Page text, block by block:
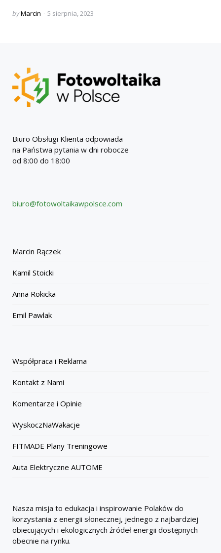
Posted
byMarcin 5 sierpnia, 2023
Biuro Obsługi Klienta odpowiada
na Państwa pytania w dni robocze
od 8:00 do 18:00
biuro@fotowoltaikawpolsce.com
Marcin Rączek
Kamil Stoicki
Anna Rokicka
Emil Pawlak
Współpraca i Reklama
Kontakt z Nami
Komentarze i Opinie
WyskoczNaWakacje
FITMADE Plany Treningowe
Auta Elektryczne AUTOME
Nasza misja to edukacja i inspirowanie Polaków do
korzystania z energii słonecznej, jednego z najbardziej
obiecujących i ekologicznych źródeł energii dostępnych
obecnie na rynku.